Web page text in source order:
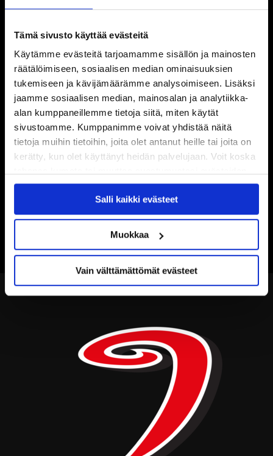
Tämä sivusto käyttää evästeitä
Käytämme evästeitä tarjoamamme sisällön ja mainosten
räätälöimiseen, sosiaalisen median ominaisuuksien
tukemiseen ja kävijämäärämme analysoimiseen. Lisäksi
jaamme sosiaalisen median, mainosalan ja analytiikka-
alan kumppaneillemme tietoja siitä, miten käytät
sivustoamme. Kumppanimme voivat yhdistää näitä
tietoja muihin tietoihin, joita olet antanut heille tai joita on
kerätty, kun olet käyttänyt heidän palvelujaan. Voit koska
käytöstäEvästeet-sivultamme.
Salli kaikki evästeet
Muokkaa
Vain välttämättömät evästeet